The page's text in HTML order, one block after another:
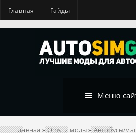
Главная Гайды
Меню
Главная»Omsi 2 моды»Автобусы/